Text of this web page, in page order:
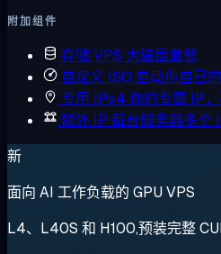
附加组件
存储 VPS 大磁盘套餐
自定义 ISO 启动你自己
专用 IPv4 你的专属 IP
额外 IP 每台服务器多个
新
面向 AI 工作负载的 GPU VPS
L4、L40S 和 H100,预装完整